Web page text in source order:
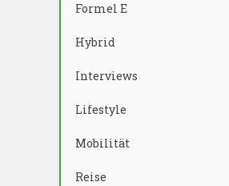
Formel E
Hybrid
Interviews
Lifestyle
Mobilität
Reise